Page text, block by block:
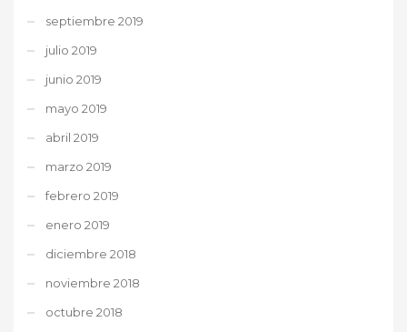
septiembre 2019
julio 2019
junio 2019
mayo 2019
abril 2019
marzo 2019
febrero 2019
enero 2019
diciembre 2018
noviembre 2018
octubre 2018